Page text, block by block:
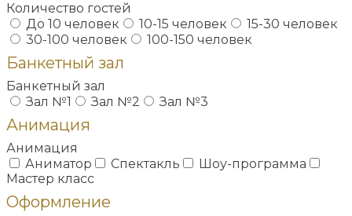
Количество гостей
До 10 человек
10-15 человек
15-30 человек
30-100 человек
100-150 человек
Банкетный зал
Банкетный зал
Зал №1
Зал №2 Зал №3
Анимация
Анимация
Аниматор
Спектакль
Шоу-программа
Мастер класс
Оформление